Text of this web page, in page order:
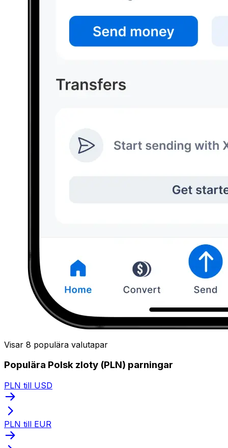
Visar 8 populära valutapar
Populära Polsk zloty (PLN) parningar
PLN till USD
PLN till EUR